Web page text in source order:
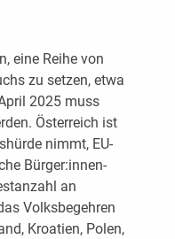
eine Reihe von
zu setzen, etwa
2025 muss
Österreich ist
nimmt, EU-
Bürger:innen-
an
Volksbegehren
Kroatien, Polen,